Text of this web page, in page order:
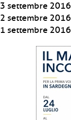
3 settembre 2016
2 settembre 2016
1 settembre 2016